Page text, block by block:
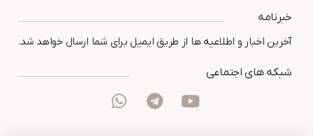
خبرنامه
آخرین اخبار و اطلاعیه ها از طریق ایمیل برای شما ارسال خواهد شد.
شبکه های اجتماعی